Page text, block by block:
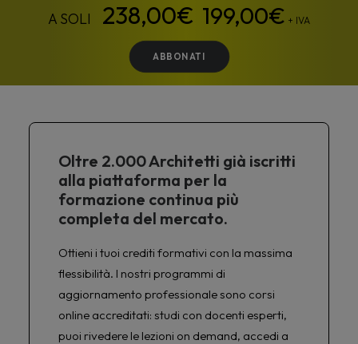
199,00€ + IVA
ABBONATI
Oltre 2.000 Architetti già iscritti
alla piattaforma per la
formazione continua più
completa del mercato.
Ottieni i tuoi crediti formativi con la massima
flessibilità. I nostri programmi di
aggiornamento professionale sono corsi
online accreditati: studi con docenti esperti,
puoi rivedere le lezioni on demand, accedi a